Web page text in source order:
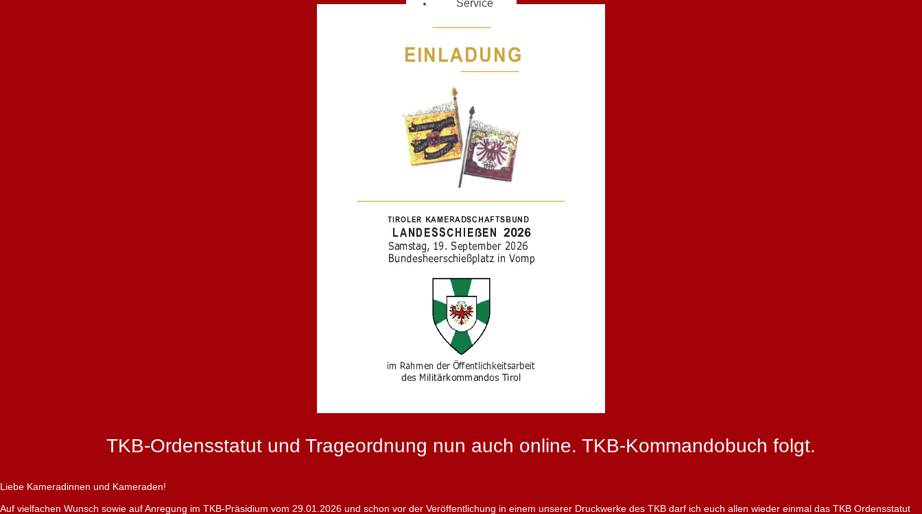
Service
TKB-Ordensstatut und Trageordnung nun auch online. TKB-Kommandobuch folgt.
Liebe Kameradinnen und Kameraden!
Auf vielfachen Wunsch sowie auf Anregung im TKB-Präsidium vom 29.01.2026 und schon vor der Veröffentlichung in einem unserer Druckwerke des TKB darf ich euch allen wieder einmal das TKB Ordensstatut